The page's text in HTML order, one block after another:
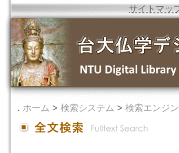
サイトマッ
． ホーム > 検索システム > 検索エンジン